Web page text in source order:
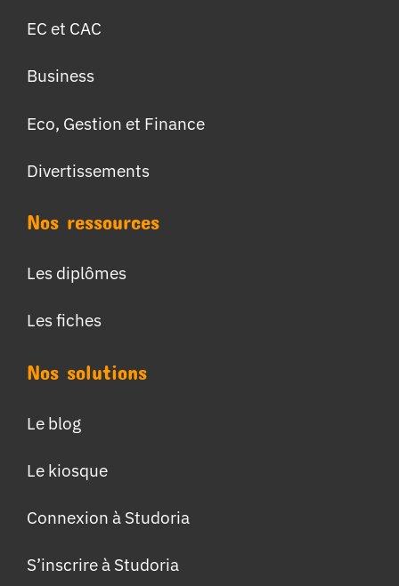
EC et CAC
Business
Eco, Gestion et Finance
Divertissements
Nos ressources
Les diplômes
Les fiches
Nos solutions
Le blog
Le kiosque
Connexion à Studoria
S’inscrire à Studoria